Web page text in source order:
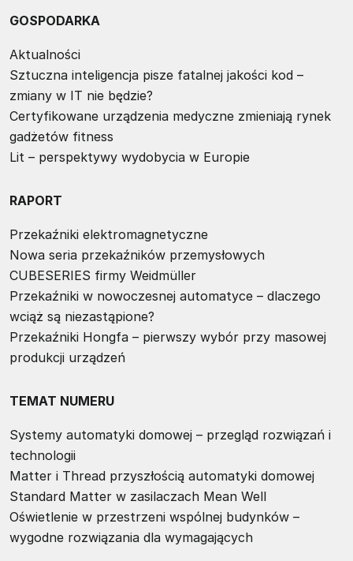
GOSPODARKA
Aktualności
Sztuczna inteligencja pisze fatalnej jakości kod –
zmiany w IT nie będzie?
Certyfikowane urządzenia medyczne zmieniają rynek
gadżetów fitness
Lit – perspektywy wydobycia w Europie
RAPORT
Przekaźniki elektromagnetyczne
Nowa seria przekaźników przemysłowych
CUBESERIES firmy Weidmüller
Przekaźniki w nowoczesnej automatyce – dlaczego
wciąż są niezastąpione?
Przekaźniki Hongfa – pierwszy wybór przy masowej
produkcji urządzeń
TEMAT NUMERU
Systemy automatyki domowej – przegląd rozwiązań i
technologii
Matter i Thread przyszłością automatyki domowej
Standard Matter w zasilaczach Mean Well
Oświetlenie w przestrzeni wspólnej budynków –
wygodne rozwiązania dla wymagających